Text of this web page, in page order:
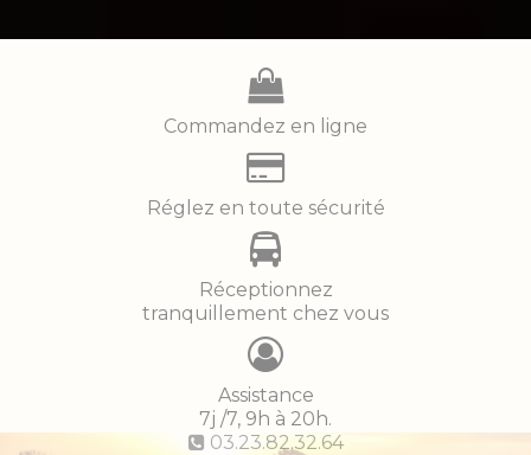
Commandez en ligne
Réglez en toute sécurité
Réceptionnez
tranquillement chez vous
Assistance
7j /7, 9h à 20h.
03.23.82.32.64